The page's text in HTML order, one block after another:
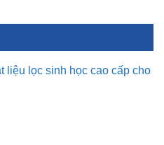
liệu lọc sinh học cao cấp cho